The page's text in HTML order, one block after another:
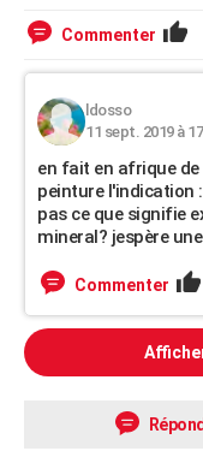
Bricolage
Lifestyle
Culture
Sport
Auto
Television
Voyage
Cinema Commenter
ldosso
11 sept. 2019 à
en fait en afrique
peinture l'indication
pas ce que signifie
mineral? jespère
Commenter